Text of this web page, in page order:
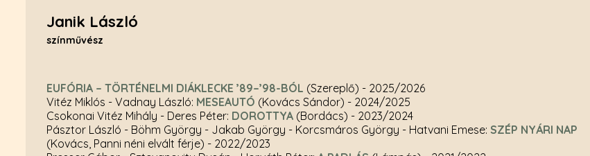
Janik László
színművész
EUFÓRIA – TÖRTÉNELMI DIÁKLECKE ’89–’98-BÓL (Szereplő) - 2025/2026
Vitéz Miklós - Vadnay László: MESEAUTÓ (Kovács Sándor) - 2024/2025
Csokonai Vitéz Mihály - Deres Péter: DOROTTYA (Bordács) - 2023/2024
Pásztor László - Böhm György - Jakab György - Korcsmáros György - Hatvani Emese: SZÉP NYÁRI NAP
(Kovács, Panni néni elvált férje) - 2022/2023